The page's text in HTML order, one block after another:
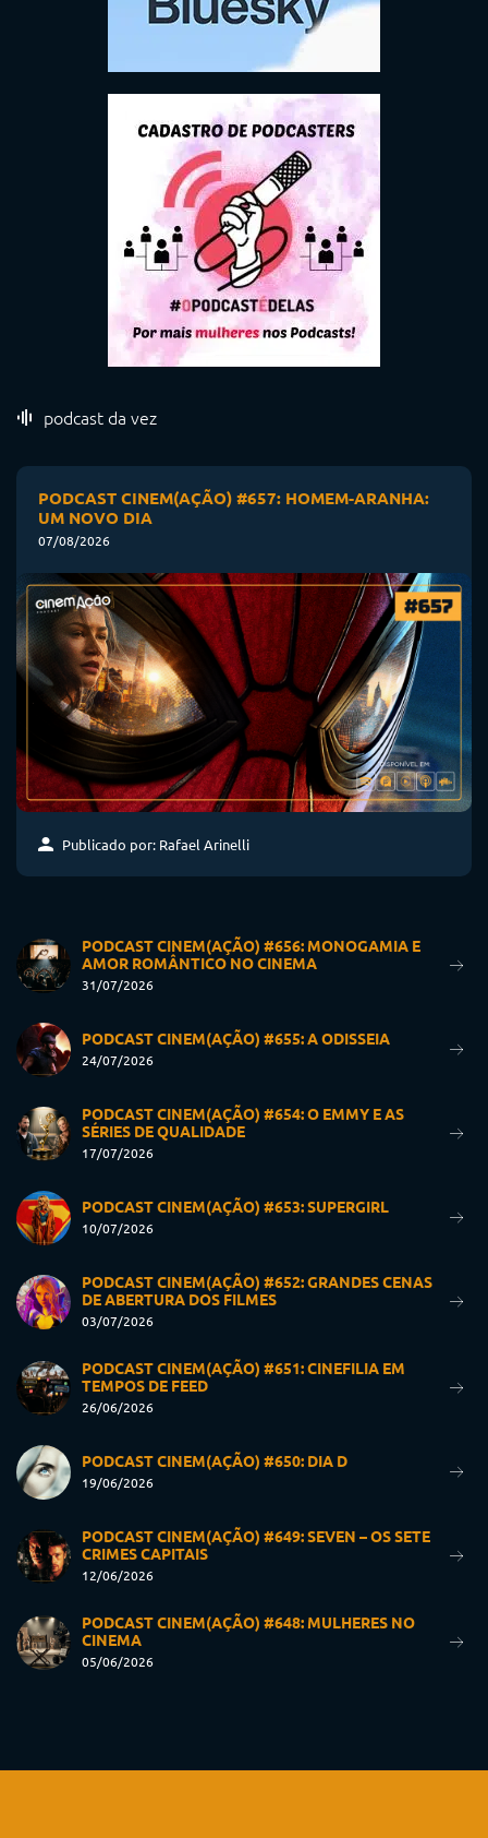
podcast da vez
PODCAST CINEM(AÇÃO) #657: HOMEM-ARANHA:
UM NOVO DIA
07/08/2026
Publicado por: Rafael Arinelli
PODCAST CINEM(AÇÃO) #656: MONOGAMIA E
AMOR ROMÂNTICO NO CINEMA
31/07/2026
PODCAST CINEM(AÇÃO) #655: A ODISSEIA
24/07/2026
PODCAST CINEM(AÇÃO) #654: O EMMY E AS
SÉRIES DE QUALIDADE
17/07/2026
PODCAST CINEM(AÇÃO) #653: SUPERGIRL
10/07/2026
PODCAST CINEM(AÇÃO) #652: GRANDES CENAS
DE ABERTURA DOS FILMES
03/07/2026
PODCAST CINEM(AÇÃO) #651: CINEFILIA EM
TEMPOS DE FEED
26/06/2026
PODCAST CINEM(AÇÃO) #650: DIA D
19/06/2026
PODCAST CINEM(AÇÃO) #649: SEVEN – OS SETE
CRIMES CAPITAIS
12/06/2026
PODCAST CINEM(AÇÃO) #648: MULHERES NO
CINEMA
05/06/2026